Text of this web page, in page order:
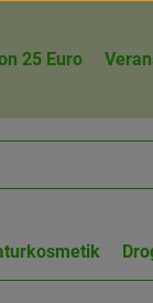
25 Euro